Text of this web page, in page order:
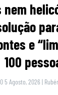
nem
e
100
5 Agosto, 2026 |